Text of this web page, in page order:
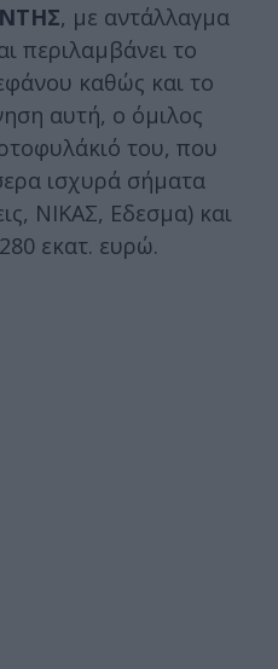
, με αντάλλαγμα
περιλαμβάνει το
καθώς και το
αυτή, ο όμιλος
του, που
ισχυρά σήματα
ΝΙΚΑΣ, Εδεσμα) και
εκατ. ευρώ.